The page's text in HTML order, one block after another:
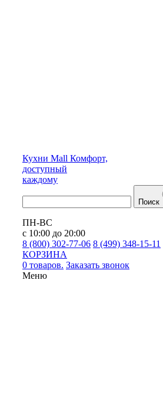
Кухни Mall Комфорт,
доступный
каждому
Поиск
ПН-ВС
с 10:00 до 20:00
8 (800) 302-77-06 8 (499) 348-15-11
КОРЗИНА
0 товаров. Заказать звонок
Меню